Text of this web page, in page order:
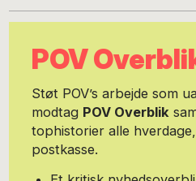
POV
Støt POV’s arbejde som
modtag POV Overblik
tophistorier alle
postkasse.